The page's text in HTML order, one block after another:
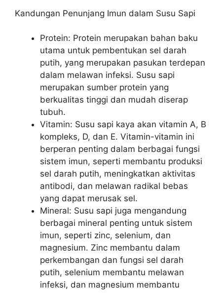
Kandungan Penunjang Imun dalam Susu Sapi
Protein: Protein merupakan bahan baku
utama untuk pembentukan sel darah
putih, yang merupakan pasukan terdepan
dalam melawan infeksi. Susu sapi
merupakan sumber protein yang
berkualitas tinggi dan mudah diserap
tubuh.
Vitamin: Susu sapi kaya akan vitamin A, B
kompleks, D, dan E. Vitamin-vitamin ini
berperan penting dalam berbagai fungsi
sistem imun, seperti membantu produksi
sel darah putih, meningkatkan aktivitas
antibodi, dan melawan radikal bebas
yang dapat merusak sel.
Mineral: Susu sapi juga mengandung
berbagai mineral penting untuk sistem
imun, seperti zinc, selenium, dan
magnesium. Zinc membantu dalam
perkembangan dan fungsi sel darah
putih, selenium membantu melawan
infeksi, dan magnesium membantu